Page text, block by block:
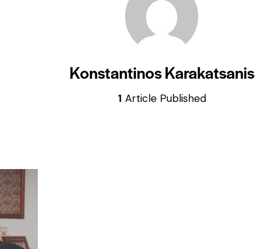
Konstantinos Karakatsanis
1 Article Published